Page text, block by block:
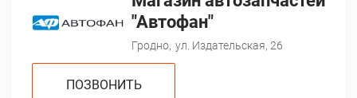
"Автофан"
Гродно, ул. Издательская, 26
ПОЗВОНИТЬ